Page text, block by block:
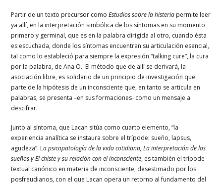
Partir de un texto precursor comoEstudios sobre la histeria permite leer
ya allí, en la interpretación simbólica de los síntomas en su momento
primero y germinal, que es en la palabra dirigida al otro, cuando ésta
es escuchada, donde los síntomas encuentran su articulación esencial,
tal como lo estableció para siempre la expresión “talking cure”, la cura
por la palabra, de Ana O. El método que de allí se derivará, la
asociación libre, es solidario de un principio de investigación que
parte de la hipótesis de un inconsciente que, en tanto se articula en
palabras, se presenta –en sus formaciones- como un mensaje a
descifrar.
Junto al síntoma, que Lacan sitúa como cuarto elemento, “la
experiencia analítica se instaura sobre el trípode: sueño, lapsus,
agudeza”. La psicopatología de la vida cotidiana, La interpretación de los
sueños y El chiste y su relación con el inconsciente, es también el trípode
textual canónico en materia de inconsciente, desestimado por los
posfreudianos, con el que Lacan opera un retorno al fundamento del